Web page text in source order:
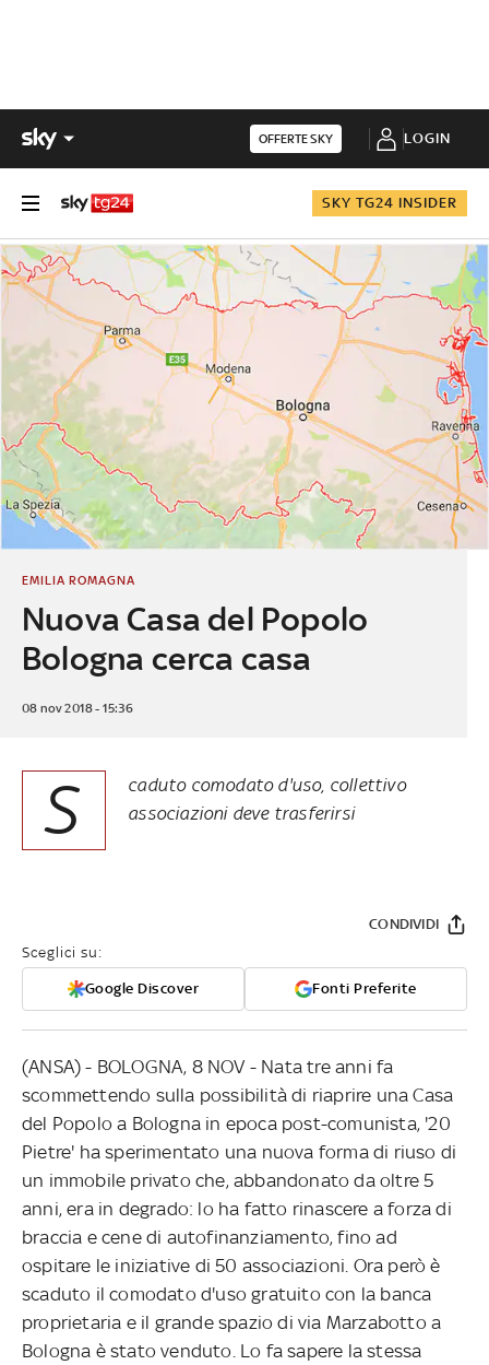
OFFERTE SKY LOGIN
SKY TG24 INSIDER
Nuova Casa del Popolo
Bologna cerca casa
EMILIA ROMAGNA
08 nov 2018 - 15:36
S
caduto comodato d'uso, collettivo
associazioni deve trasferirsi
Sceglici su:
Google Discover Fonti Preferite
CONDIVIDI
(ANSA) - BOLOGNA, 8 NOV - Nata tre anni fa
scommettendo sulla possibilità di riaprire una Casa
del Popolo a Bologna in epoca post-comunista, '20
Pietre' ha sperimentato una nuova forma di riuso di
un immobile privato che, abbandonato da oltre 5
anni, era in degrado: lo ha fatto rinascere a forza di
braccia e cene di autofinanziamento, fino ad
ospitare le iniziative di 50 associazioni. Ora però è
scaduto il comodato d'uso gratuito con la banca
proprietaria e il grande spazio di via Marzabotto a
Bologna è stato venduto. Lo fa sapere la stessa